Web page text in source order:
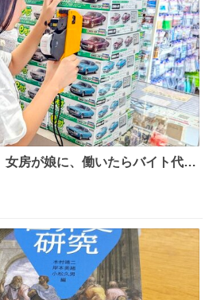
女房が娘に、働いたらバイト代も
、いらない、と言って黙々と働
フトクリーム買ってやろうと思